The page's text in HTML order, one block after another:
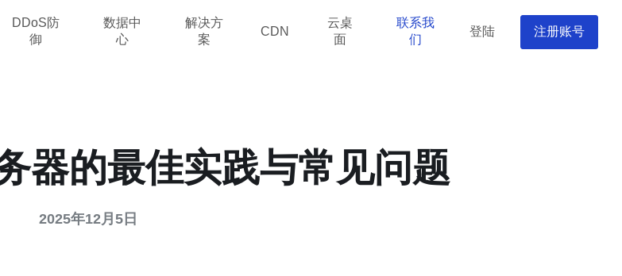
DDoS防
御
数据中
心
解决方
案
CDN
云桌
面
联系我
们
登陆 注册账号
器的最佳实践与常见问题
2025年12月5日